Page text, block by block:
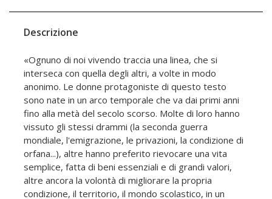
Descrizione
«Ognuno di noi vivendo traccia una linea, che si
interseca con quella degli altri, a volte in modo
anonimo. Le donne protagoniste di questo testo
sono nate in un arco temporale che va dai primi anni
fino alla metà del secolo scorso. Molte di loro hanno
vissuto gli stessi drammi (la seconda guerra
mondiale, l'emigrazione, le privazioni, la condizione di
orfana...), altre hanno preferito rievocare una vita
semplice, fatta di beni essenziali e di grandi valori,
altre ancora la volontà di migliorare la propria
condizione, il territorio, il mondo scolastico, in un